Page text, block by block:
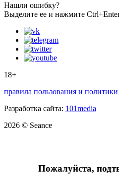
Нашли ошибку?
Выделите ее и нажмите
18+
правила пользования и
Разработка сайта: 101media
2026 © Seance
Пожалуйста,